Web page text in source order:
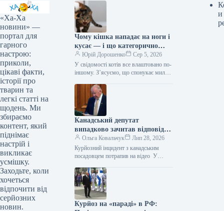
«Ха-Ха
новини» —
портал для
гарного
настрою:
приколи,
цікаві факти,
історії про
тварин та
легкі статті на
щодень. Ми
збираємо
контент, який
піднімає
настрій і
викликає
усмішку.
Заходьте, коли
хочеться
відпочити від
серйозних
новин.
Чому кішка нападає на ноги і
кусає — і що категорично
заборонено робити у відповідь
Юрій Дорошенко
Сер 5, 2026
У свідомості котів все влаштовано по-
іншому. З’ясуємо, що спонукає милу
домашнього бешкетника, і як
повернути спокій…
Канадський депутат
випадково зачитав відповідь
від ChatGPT під час промови
(відео)
Ольга Ковальчук
Лип 28, 2026
Курйозний інцидент з канадським
посадовцем потрапив на відео У
провінції Нью-Брансвік Білл Олівер
потрапив у курйозну ситуацію.…
Курйоз на «параді» в РФ:
и